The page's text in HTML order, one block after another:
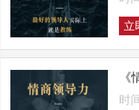
立
《
时